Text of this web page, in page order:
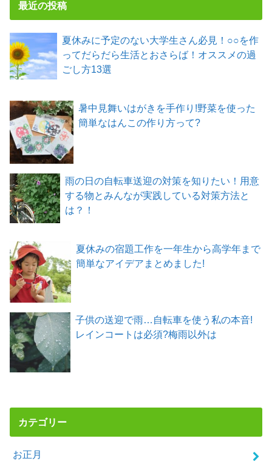
最近の投稿
夏休みに予定のない大学生さん必見！○○を作
ってだらだら生活とおさらば！オススメの過
ごし方13選
暑中見舞いはがきを手作り!野菜を使った
簡単なはんこの作り方って?
雨の日の自転車送迎の対策を知りたい！用意
する物とみんなが実践している対策方法と
は？！
夏休みの宿題工作を一年生から高学年まで
簡単なアイデアまとめました!
子供の送迎で雨…自転車を使う私の本音!
レインコートは必須?梅雨以外は
カテゴリー
お正月